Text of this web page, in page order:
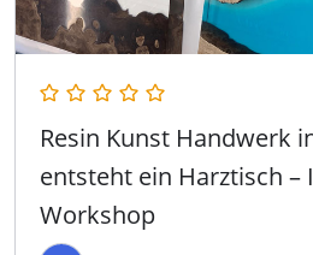
Resin Kunst Handwerk
entsteht ein Harztisch –
Workshop